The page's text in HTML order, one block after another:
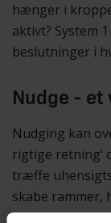
hænger i
aktivt? System
beslutninger i
Nudge -
Nudging kan
rigtige retning’
træffe
skabe rammer,
bliver et lettere